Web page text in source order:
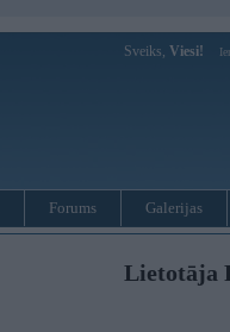
Sveiks, Viesi!
Forums Galerijas
Lietotāja